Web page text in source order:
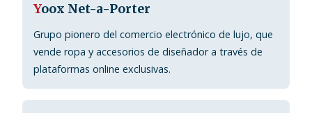
Yoox Net-a-Porter
Grupo pionero del comercio electrónico de lujo, que
vende ropa y accesorios de diseñador a través de
plataformas online exclusivas.